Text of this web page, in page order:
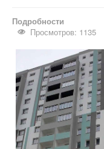
Подробности
Просмотров: 1135